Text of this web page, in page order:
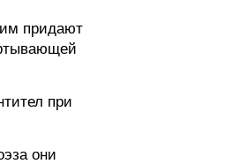
придают
при
они